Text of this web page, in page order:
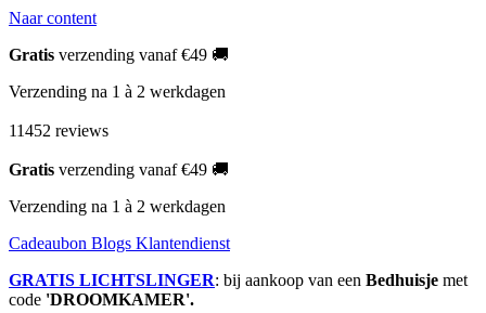
Naar content
Gratis verzending vanaf €49 🚚
Verzending na 1 à 2 werkdagen
11452 reviews
Gratis verzending vanaf €49 🚚
Verzending na 1 à 2 werkdagen
Cadeaubon Blogs Klantendienst
GRATIS LICHTSLINGER: bij aankoop van een Bedhuisje met
code 'DROOMKAMER'.